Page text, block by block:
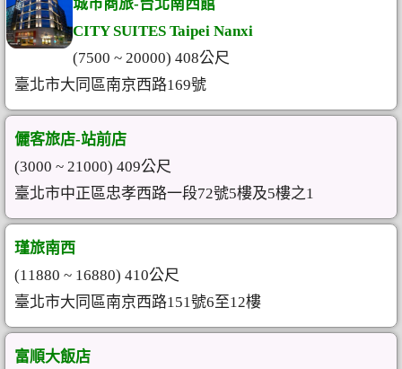
城市商旅-台北南西館
CITY SUITES Taipei Nanxi
(7500 ~ 20000) 408公尺
臺北市大同區南京西路169號
儷客旅店-站前店
(3000 ~ 21000) 409公尺
臺北市中正區忠孝西路一段72號5樓及5樓之1
瑾旅南西
(11880 ~ 16880) 410公尺
臺北市大同區南京西路151號6至12樓
富順大飯店